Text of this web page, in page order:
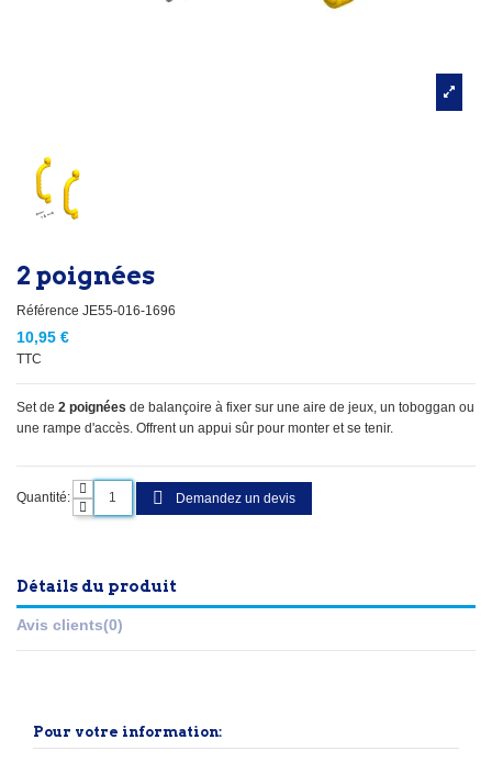
2 poignées
Référence JE55-016-1696
10,95 €
TTC
Set de 2 poignées de balançoire à fixer sur une aire de jeux, un toboggan ou
une rampe d'accès. Offrent un appui sûr pour monter et se tenir.
Quantité: Demandez un devis
Détails du produit
Avis clients(0)
Pour votre information: